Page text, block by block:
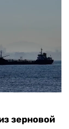
зерновой